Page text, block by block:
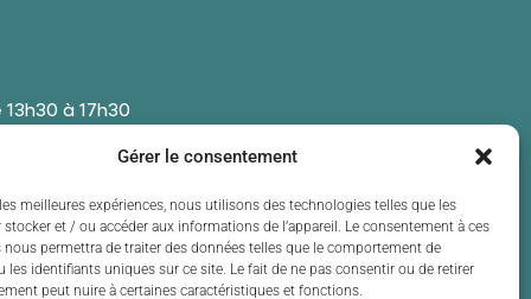
Gérer le consentement
meilleures expériences, nous utilisons des technologies telles que les
et / ou accéder aux informations de l’appareil. Le consentement à ces
permettra de traiter des données telles que le comportement de
les identifiants uniques sur ce site. Le fait de ne pas consentir ou de retirer
peut nuire à certaines caractéristiques et fonctions.
à 17h30
à 17h30
13h30 à 17h30
à 17h30
de 13h30 à 17h30